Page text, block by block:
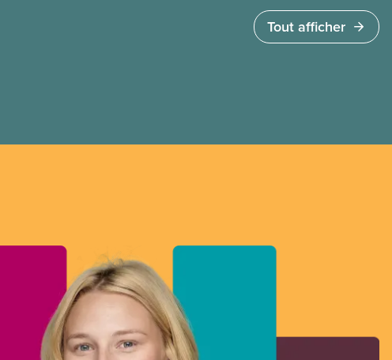
Tout afficher